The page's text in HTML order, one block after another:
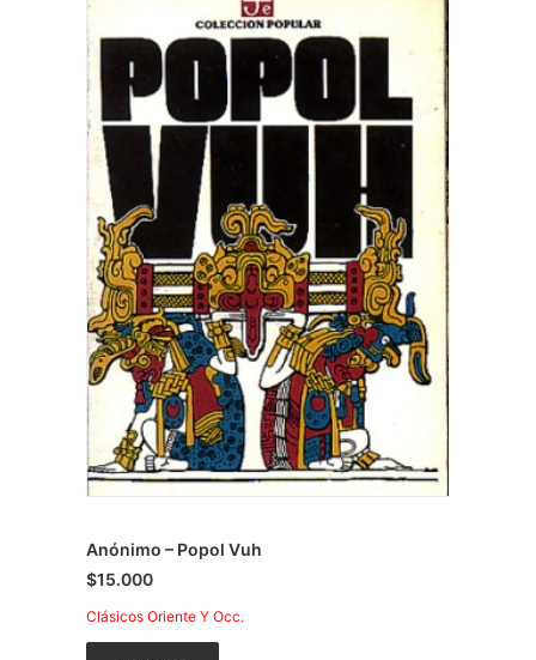
Anónimo – Popol Vuh
$15.000
Clásicos Oriente Y Occ.